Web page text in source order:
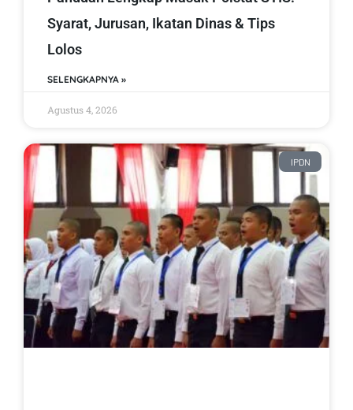
Syarat, Jurusan, Ikatan Dinas & Tips
Lolos
SELENGKAPNYA »
Agustus 4, 2026
IPDN